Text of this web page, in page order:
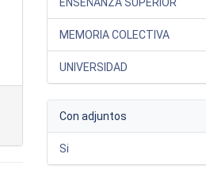
MEMORIA COLECTIVA
UNIVERSIDAD
Con adjuntos
Si